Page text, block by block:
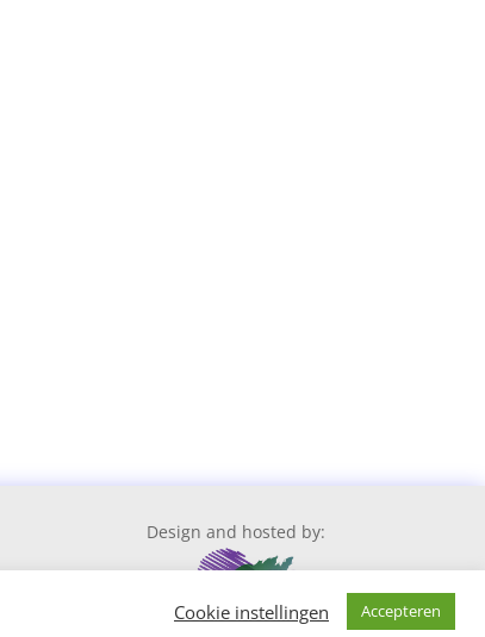
Design and hosted by:
Cookie instellingen Accepteren